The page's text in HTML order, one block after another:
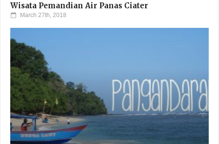
Wisata Pemandian Air Panas Ciater
March 27th, 2018